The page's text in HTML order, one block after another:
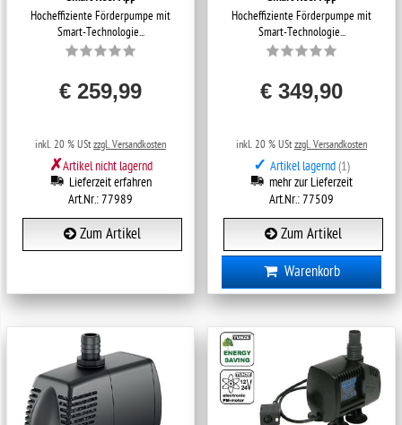
Hocheffiziente Förderpumpe mit
Smart-Technologie...
€ 259,99
inkl. 20 % USt zzgl. Versandkosten
✗Artikel nicht lagernd
Lieferzeit erfahren
Art.Nr.: 77989
Zum Artikel
Hocheffiziente Förderpumpe mit
Smart-Technologie...
€ 349,90
inkl. 20 % USt zzgl. Versandkosten
✓ Artikel lagernd(1)
mehr zur Lieferzeit
Art.Nr.: 77509
Zum Artikel
Warenkorb